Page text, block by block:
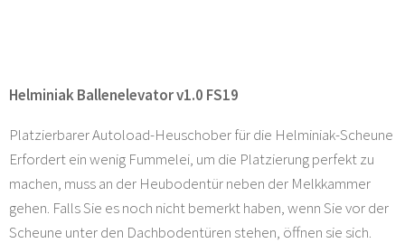
Helminiak Ballenelevator v1.0 FS19
Platzierbarer Autoload-Heuschober für die Helminiak-Scheune
Erfordert ein wenig Fummelei, um die Platzierung perfekt zu
machen, muss an der Heubodentür neben der Melkkammer
gehen. Falls Sie es noch nicht bemerkt haben, wenn Sie vor der
Scheune unter den Dachbodentüren stehen, öffnen sie sich.